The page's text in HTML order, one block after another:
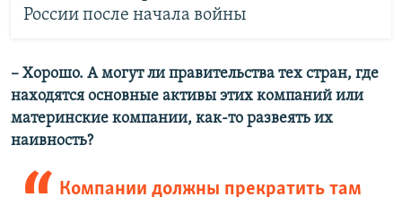
России после начала войны
– Хорошо. А могут ли правительства тех стран, где
находятся основные активы этих компаний или
материнские компании, как-то развеять их
наивность?
Компании должны прекратить там